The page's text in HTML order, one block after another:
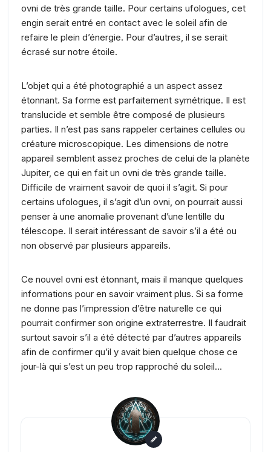
ovni de très grande taille. Pour certains ufologues, cet
engin serait entré en contact avec le soleil afin de
refaire le plein d’énergie. Pour d’autres, il se serait
écrasé sur notre étoile.
L’objet qui a été photographié a un aspect assez
étonnant. Sa forme est parfaitement symétrique. Il est
translucide et semble être composé de plusieurs
parties. Il n’est pas sans rappeler certaines cellules ou
créature microscopique. Les dimensions de notre
appareil semblent assez proches de celui de la planète
Jupiter, ce qui en fait un ovni de très grande taille.
Difficile de vraiment savoir de quoi il s’agit. Si pour
certains ufologues, il s’agit d’un ovni, on pourrait aussi
penser à une anomalie provenant d’une lentille du
télescope. Il serait intéressant de savoir s’il a été ou
non observé par plusieurs appareils.
Ce nouvel ovni est étonnant, mais il manque quelques
informations pour en savoir vraiment plus. Si sa forme
ne donne pas l’impression d’être naturelle ce qui
pourrait confirmer son origine extraterrestre. Il faudrait
surtout savoir s’il a été détecté par d’autres appareils
afin de confirmer qu’il y avait bien quelque chose ce
jour-là qui s’est un peu trop rapproché du soleil…